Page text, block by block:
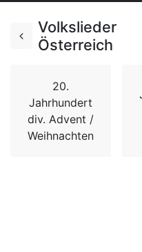
Volkslieder
Österreich
20.
Jahrhundert
div. Advent /
Weihnachten